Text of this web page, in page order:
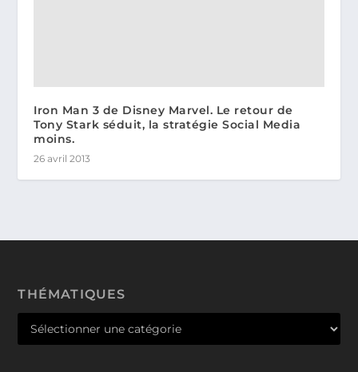
Iron Man 3 de Disney Marvel. Le retour de
Tony Stark séduit, la stratégie Social Media
moins.
26 avril 2013
THÉMATIQUES